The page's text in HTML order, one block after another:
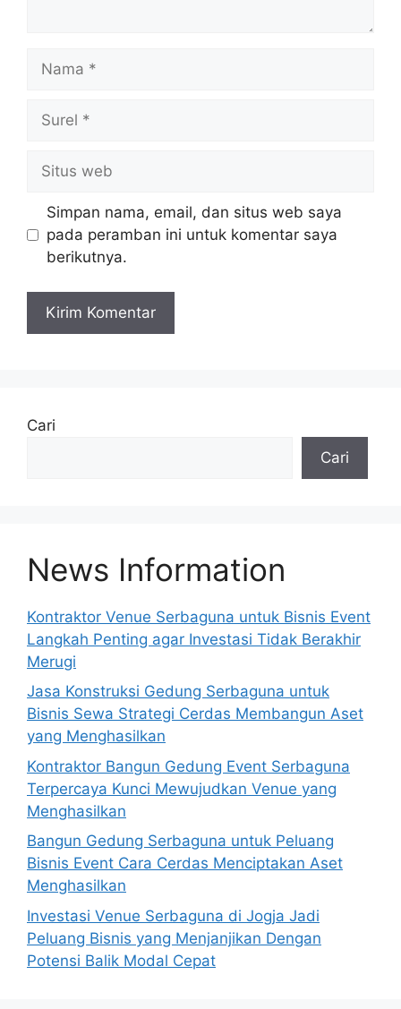
Nama
Surel
Situs
web
Simpan nama, email, dan situs web saya
pada peramban ini untuk komentar saya
berikutnya.
e
v
e
Cari
Cari
News Information
Kontraktor Venue Serbaguna untuk Bisnis Event
Langkah Penting agar Investasi Tidak Berakhir
Merugi
Jasa Konstruksi Gedung Serbaguna untuk
Bisnis Sewa Strategi Cerdas Membangun Aset
yang Menghasilkan
Kontraktor Bangun Gedung Event Serbaguna
Terpercaya Kunci Mewujudkan Venue yang
Menghasilkan
Bangun Gedung Serbaguna untuk Peluang
Bisnis Event Cara Cerdas Menciptakan Aset
Menghasilkan
Investasi Venue Serbaguna di Jogja Jadi
Peluang Bisnis yang Menjanjikan Dengan
Potensi Balik Modal Cepat